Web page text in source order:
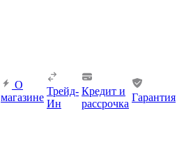
О
магазине
Трейд-
Ин
Кредит и
рассрочка
Гарантия